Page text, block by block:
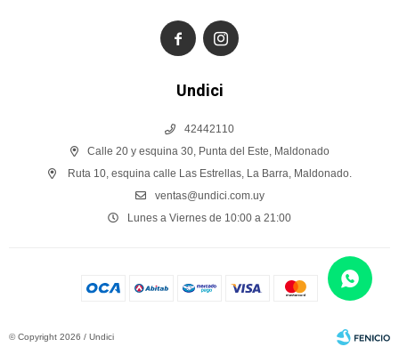
Undici
42442110
Calle 20 y esquina 30, Punta del Este, Maldonado
Ruta 10, esquina calle Las Estrellas, La Barra, Maldonado.
ventas@undici.com.uy
Lunes a Viernes de 10:00 a 21:00
 
© Copyright 2026 / Undici